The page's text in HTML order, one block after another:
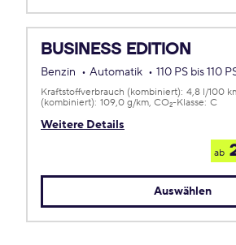
BUSINESS EDITION
Benzin Automatik 110 PS bis 110
Weitere Details
Kraftstoffverbrauch (kombiniert): 4,8 l/100
(kombiniert): 109,0 g/km CO2-Klasse: C
ab
Auswählen